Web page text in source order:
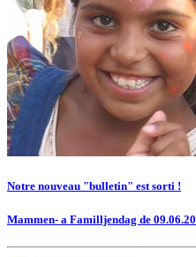
Notre nouveau "bulletin" est sorti !
Mammen- a Familljendag de